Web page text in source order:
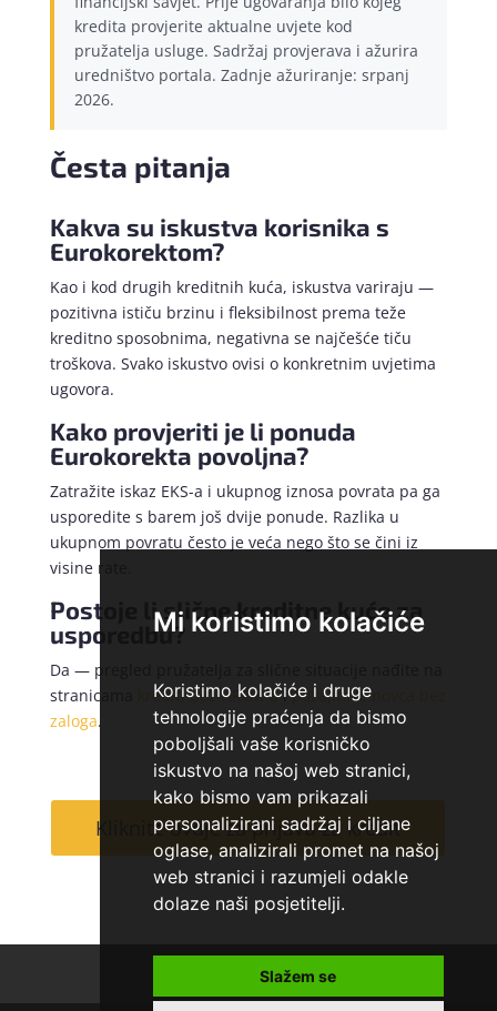
Mi koristimo kolačiće
Koristimo kolačiće i druge
tehnologije praćenja da bismo
poboljšali vaše korisničko
iskustvo na našoj web stranici,
kako bismo vam prikazali
personalizirani sadržaj i ciljane
oglase, analizirali promet na našoj
web stranici i razumjeli odakle
dolaze naši posjetitelji.
Slažem se
kredita provjerite aktualne uvjete kod
pružatelja usluge. Sadržaj provjerava i ažurira
uredništvo portala. Zadnje ažuriranje: srpanj
2026.
Česta pitanja
Kakva su iskustva korisnika s
Eurokorektom?
Kao i kod drugih kreditnih kuća, iskustva variraju —
pozitivna ističu brzinu i fleksibilnost prema teže
kreditno sposobnima, negativna se najčešće tiču
troškova. Svako iskustvo ovisi o konkretnim uvjetima
ugovora.
Kako provjeriti je li ponuda
Eurokorekta povoljna?
Zatražite iskaz EKS-a i ukupnog iznosa povrata pa ga
usporedite s barem još dvije ponude. Razlika u
ukupnom povratu često je veća nego što se čini iz
visine rate.
Postoje li slične kreditne kuće za
usporedbu?
Da — pregled pružatelja za slične situacije nađite na
stranicama
krediti bez HROK-aipozajmice novca bez
zaloga.
Kliknite ovdje za prijavu za kredit
O nama